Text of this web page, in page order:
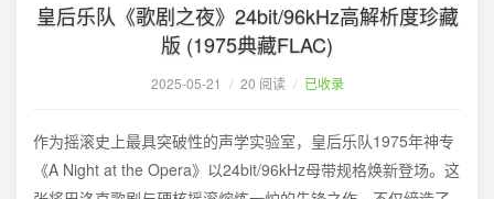
皇后乐队《歌剧之夜》24bit/96kHz高解析度珍藏
版 (1975典藏FLAC)
2025-05-21 / 20 阅读 / 已收录
作为摇滚史上最具突破性的声学实验室，皇后乐队1975年神专
《A Night at the Opera》以24bit/96kHz母带规格焕新登场。这